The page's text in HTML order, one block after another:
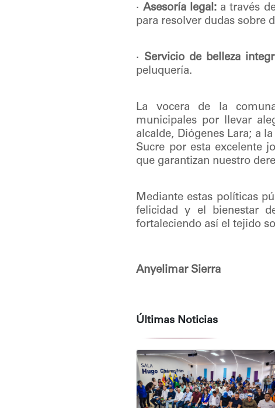
· Asesoría legal:a través
para resolver dudas sobre
· Servicio de belleza
peluquería.
La vocera de la
municipales por llevar
alcalde, Diógenes Lara; a
Sucre por esta excelente
que garantizan nuestro
Mediante estas políticas
felicidad y el bienestar
fortaleciendo así el tejido
Anyelimar Sierra
Últimas Noticias